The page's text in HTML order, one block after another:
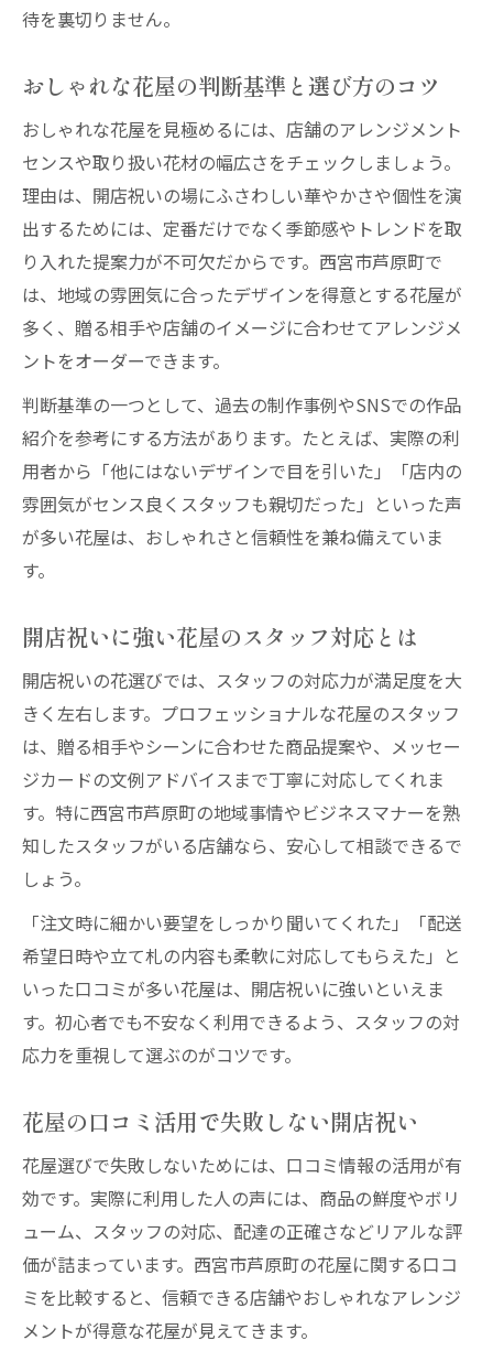
待を裏切りません。
おしゃれな花屋の判断基準と選び方のコツ
おしゃれな花屋を見極めるには、店舗のアレンジメント
センスや取り扱い花材の幅広さをチェックしましょう。
理由は、開店祝いの場にふさわしい華やかさや個性を演
出するためには、定番だけでなく季節感やトレンドを取
り入れた提案力が不可欠だからです。西宮市芦原町で
は、地域の雰囲気に合ったデザインを得意とする花屋が
多く、贈る相手や店舗のイメージに合わせてアレンジメ
ントをオーダーできます。
判断基準の一つとして、過去の制作事例やSNSでの作品
紹介を参考にする方法があります。たとえば、実際の利
用者から「他にはないデザインで目を引いた」「店内の
雰囲気がセンス良くスタッフも親切だった」といった声
が多い花屋は、おしゃれさと信頼性を兼ね備えていま
す。
開店祝いに強い花屋のスタッフ対応とは
開店祝いの花選びでは、スタッフの対応力が満足度を大
きく左右します。プロフェッショナルな花屋のスタッフ
は、贈る相手やシーンに合わせた商品提案や、メッセー
ジカードの文例アドバイスまで丁寧に対応してくれま
す。特に西宮市芦原町の地域事情やビジネスマナーを熟
知したスタッフがいる店舗なら、安心して相談できるで
しょう。
「注文時に細かい要望をしっかり聞いてくれた」「配送
希望日時や立て札の内容も柔軟に対応してもらえた」と
いった口コミが多い花屋は、開店祝いに強いといえま
す。初心者でも不安なく利用できるよう、スタッフの対
応力を重視して選ぶのがコツです。
花屋の口コミ活用で失敗しない開店祝い
花屋選びで失敗しないためには、口コミ情報の活用が有
効です。実際に利用した人の声には、商品の鮮度やボリ
ューム、スタッフの対応、配達の正確さなどリアルな評
価が詰まっています。西宮市芦原町の花屋に関する口コ
ミを比較すると、信頼できる店舗やおしゃれなアレンジ
メントが得意な花屋が見えてきます。